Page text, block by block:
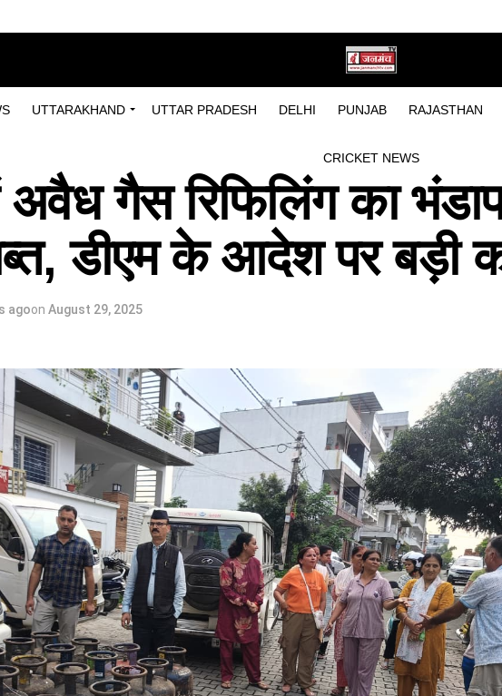
UTTARAKHAND UTTAR PRADESH DELHI PUNJAB RAJASTHAN
CRICKET NEWS
ML vs TRT
अवैध गैस रिफिलिंग का
डीएम के आदेश पर बड़ी
agoon August 29, 2025